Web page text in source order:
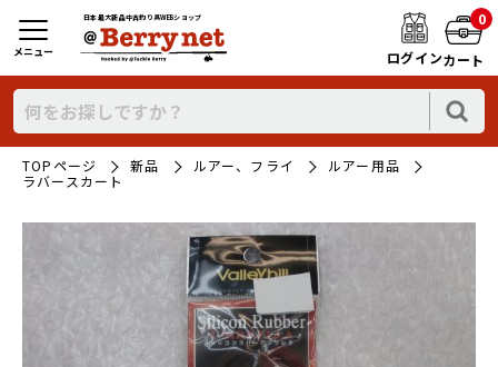
日本最大新品中古釣り具WEBショップ
ログイン
0
カート
メニュー
TOPページ 新品 ルアー、フライ
ルアー用品
ラバースカート